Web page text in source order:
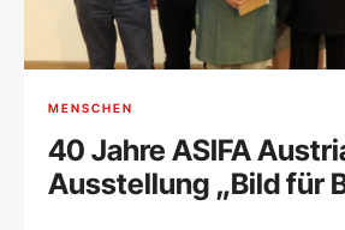
MENSCHEN
40 Jahre ASIFA
Ausstellung „Bild für